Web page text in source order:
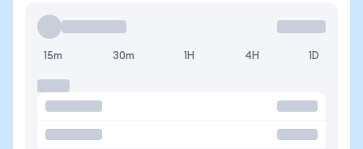
15m 30m 1H 4H 1D